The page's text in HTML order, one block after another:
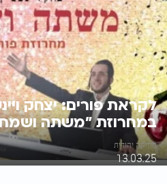
לקראת פורים: יצחק
במחרוזת "משתה
מוזיקה יהודית
13.03.25